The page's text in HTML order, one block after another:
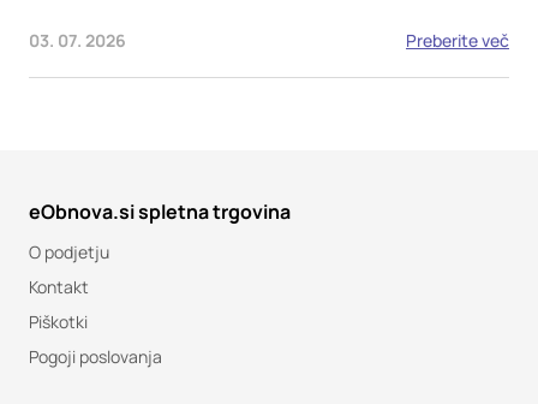
03. 07. 2026 Preberite več
eObnova.si spletna trgovina
O podjetju
Kontakt
Piškotki
Pogoji poslovanja